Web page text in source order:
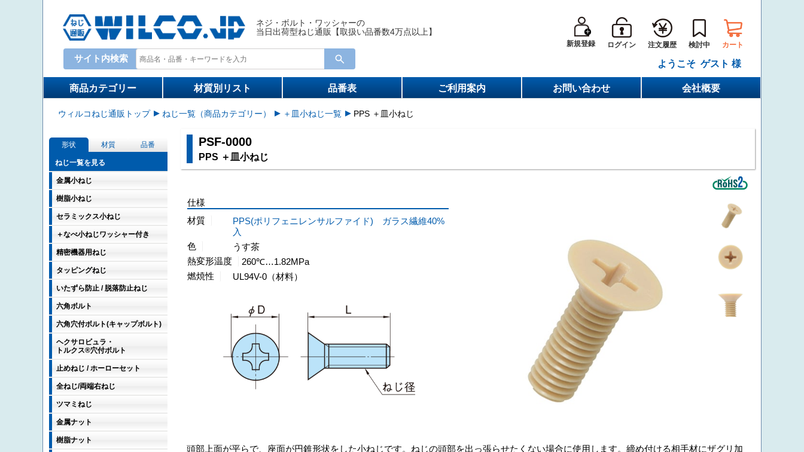
ネジ・ボルト・ワッシャーの
当日出荷型ねじ通販【取扱い品番数4万点以上】
新規登録 ログイン 注文履歴 検討中 カート
ようこそ ゲスト 様
商品カテゴリー 材質別リスト 品番表 ご利用案内 お問い合わせ 会社概要
サイト内検索 Write your search query here
ウィルコねじ通販トップ ねじ一覧（商品カテゴリー） ＋皿小ねじ一覧 PPS ＋皿小ねじ
形状 材質 品番
ねじ一覧を見る
金属小ねじ
樹脂小ねじ
セラミックス小ねじ
＋なべ小ねじワッシャー付き
精密機器用ねじ
タッピングねじ
いたずら防止 / 脱落防止ねじ
六角ボルト
六角穴付ボルト(キャップボルト)
ヘクサロビュラ・
トルクス®穴付ボルト
止めねじ / ホーローセット
全ねじ/両端右ねじ
ツマミねじ
金属ナット
樹脂ナット
PSF-0000
PPS ＋皿小ねじ
仕様
材質
PPS(ポリフェニレンサルファイド) ガラス繊維40%
入
色
うす茶
熱変形温度
260℃…1.82MPa
燃焼性
UL94V-0（材料）
頭部上面が平らで、座面が円錐形状をした小ねじです。ねじの頭部を出っ張らせたくない場合に使用します。締め付ける相手材にザグリ加